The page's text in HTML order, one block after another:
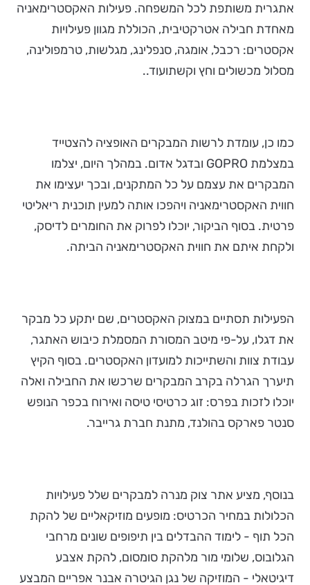
אתגרית משותפת לכל המשפחה. פעילות האקסטרימאניה
מאחדת חבילה אטרקטיבית, הכוללת מגוון פעילויות
אקסטרים: רכבל, אומגה, סנפלינג, מגלשות, טרמפולינה,
מסלול מכשולים וחץ וקשתועוד..
כמו כן, עומדת לרשות המבקרים האופציה להצטייד
במצלמת GOPRO ובדגל אדום. במהלך היום, יצלמו
המבקרים את עצמם על כל המתקנים, ובכך יעצימו את
חווית האקסטרימאניה ויהפכו אותה למעין תוכנית ריאליטי
פרטית. בסוף הביקור, יוכלו לפרוק את החומרים לדיסק,
ולקחת איתם את חווית האקסטרימאניה הביתה.
הפעילות תסתיים במצוק האקסטרים, שם יתקע כל מבקר
את דגלו, על-פי מיטב המסורת המסמלת כיבוש האתגר,
עבודת צוות והשתייכות למועדון האקסטרים. בסוף הקיץ
תיערך הגרלה בקרב המבקרים שרכשו את החבילה ואלה
יוכלו לזכות בפרס: זוג כרטיסי טיסה ואירוח בכפר הנופש
סנטר פארקס בהולנד, מתנת חברת גרייבר.
בנוסף, מציע אתר צוק מנרה למבקרים שלל פעילויות
הכלולות במחיר הכרטיס: מופעים מוזיקאליים של להקת
הכל תוף - לימוד ההבדלים בין תיפופים שונים מרחבי
הגלובוס, שלומי מור מלהקת סומסום, להקת אצבע
דיגיטאלי - המוזיקה של נגן הגיטרה אבנר אפריים המבצע